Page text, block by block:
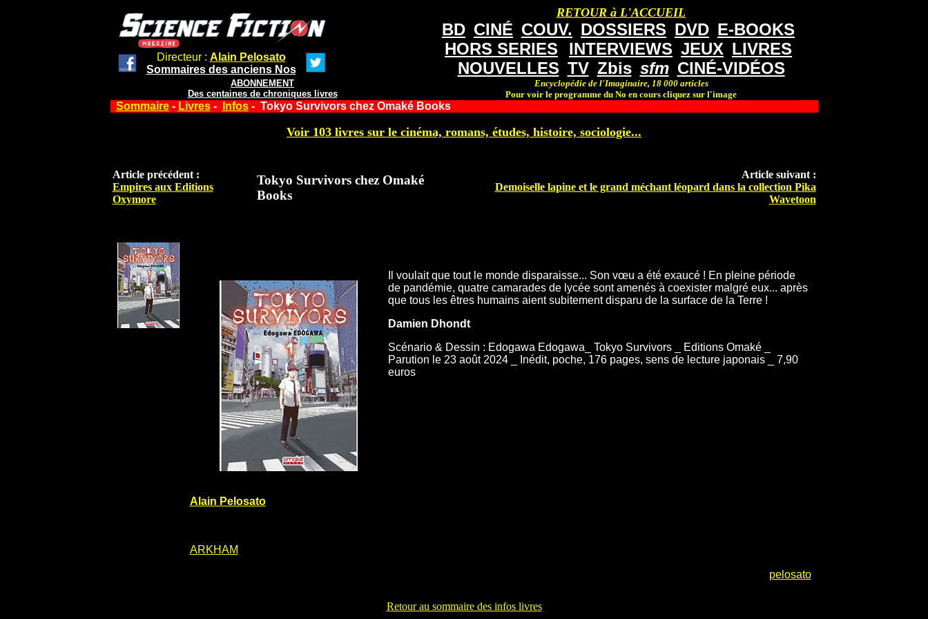
Directeur : Alain Pelosato
Sommaires des anciens Nos
ABONNEMENT
Des centaines de chroniques livres
RETOUR à L'ACCUEIL
BD CINÉ COUV. DOSSIERS DVD E-BOOKS
HORS SERIES
INTERVIEWS JEUX LIVRES
NOUVELLES TV Zbis sfm CINÉ-VIDÉOS
Encyclopédie de l'Imaginaire, 18 000 articles
Pour voir le programme du No en cours cliquez sur l'image
Sommaire- Livres- Infos- Tokyo Survivors chez Omaké Books
Voir 103 livres sur le cinéma, romans, études, histoire, sociologie...
Article précédent :
Empires aux Editions
Oxymore
Tokyo Survivors chez Omaké
Books
Article suivant :
Demoiselle lapine et le grand méchant léopard dans la collection Pika
Wavetoon
Il voulait que tout le monde disparaisse... Son vœu a été exaucé ! En pleine période
de pandémie, quatre camarades de lycée sont amenés à coexister malgré eux... après
que tous les êtres humains aient subitement disparu de la surface de la Terre !
Damien Dhondt
Scénario & Dessin : Edogawa Edogawa_ Tokyo Survivors _ Editions Omaké _
Parution le 23 août 2024 _ Inédit, poche, 176 pages, sens de lecture japonais _ 7,90
euros
Alain Pelosato
ARKHAM
pelosato
Retour au sommaire des infos livres